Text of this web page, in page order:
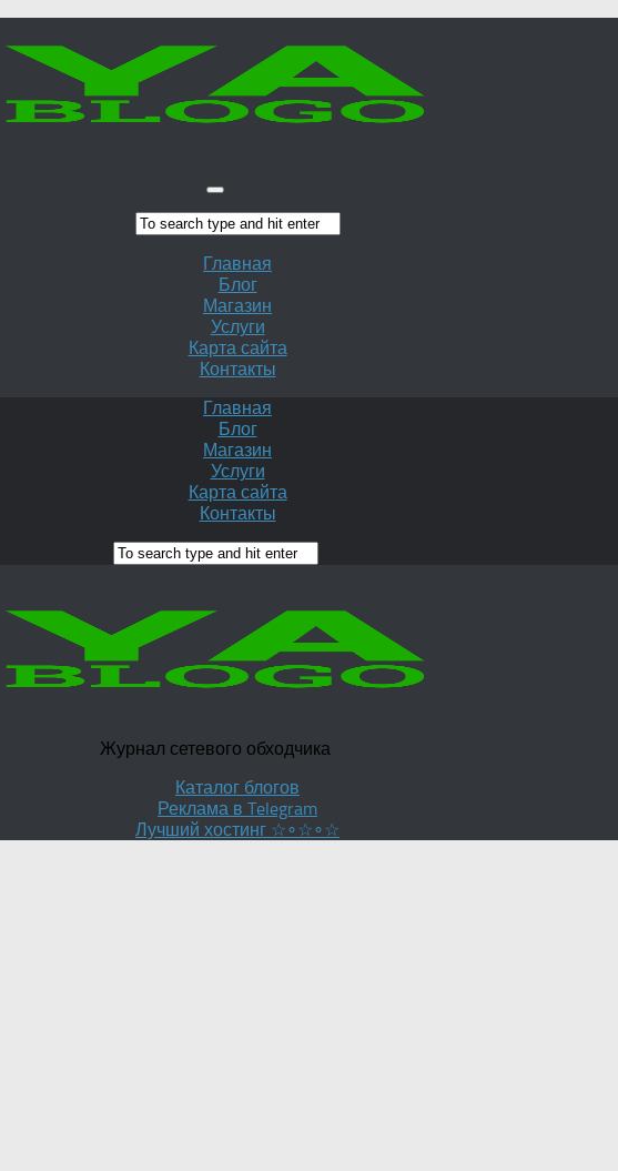
Главная
Блог
Магазин
Услуги
Карта сайта
Контакты
Главная
Блог
Магазин
Услуги
Карта сайта
Контакты
Журнал сетевого обходчика
Каталог блогов
Реклама в Telegram
Лучший хостинг ☆∘☆∘☆